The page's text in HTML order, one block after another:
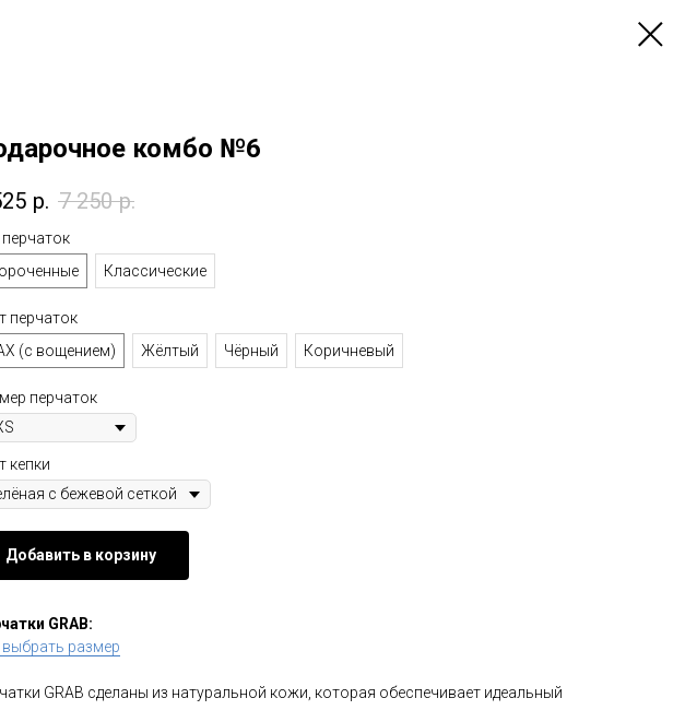
комбо №6
р. 7 250 р.
Классические
перчаток
(с вощением)
Жёлтый Чёрный Коричневый
перчаток
кепки
Добавить в корзину
GRAB:
выбрать размер
GRAB сделаны из натуральной кожи, которая обеспечивает идеальный